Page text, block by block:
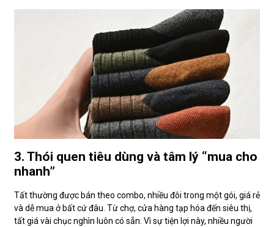
3. Thói quen tiêu dùng và tâm lý “mua cho
nhanh”
Tất thường được bán theo combo, nhiều đôi trong một gói, giá rẻ
và dễ mua ở bất cứ đâu. Từ chợ, cửa hàng tạp hóa đến siêu thị,
tất giá vài chục nghìn luôn có sẵn. Vì sự tiện lợi này, nhiều người